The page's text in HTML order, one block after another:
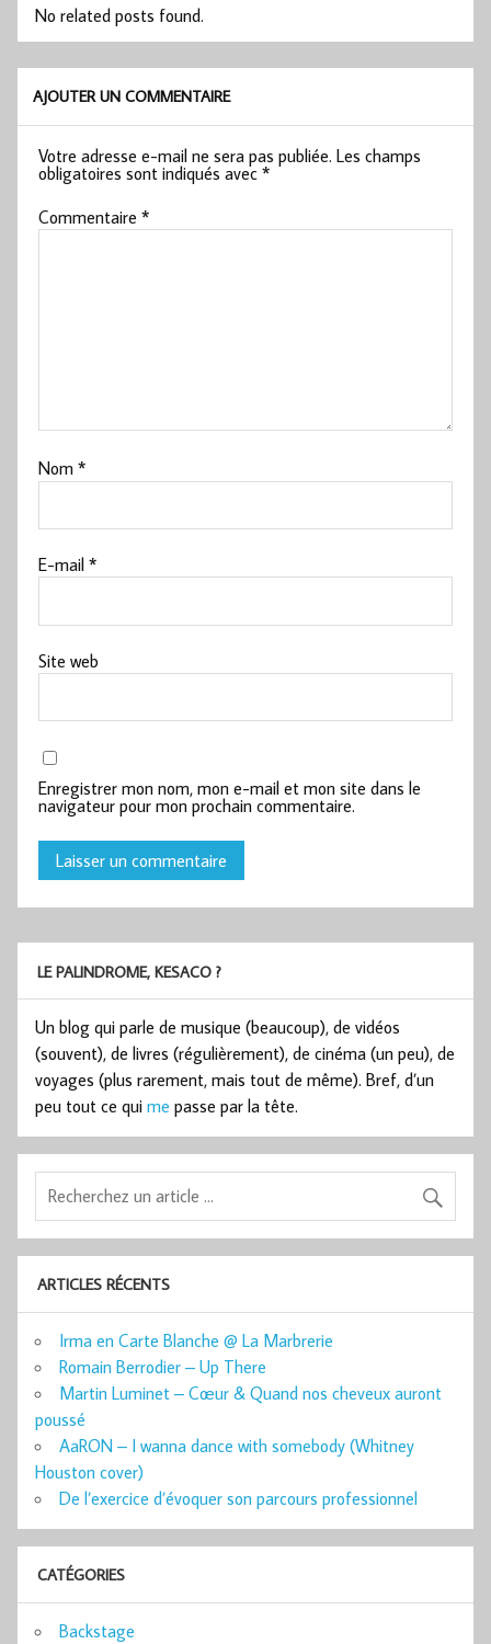
No related posts found.
AJOUTER UN COMMENTAIRE
Votre adresse e-mail ne sera pas publiée. Les champs
obligatoires sont indiqués avec*
Commentaire*
Nom*
E-mail*
Site web
Enregistrer mon nom, mon e-mail et mon site dans le
navigateur pour mon prochain commentaire.
LE PALINDROME, KESACO ?
Un blog qui parle de musique (beaucoup), de vidéos
(souvent), de livres (régulièrement), de cinéma (un peu), de
voyages (plus rarement, mais tout de même). Bref, d’un
peu tout ce qui me passe par la tête.
ARTICLES RÉCENTS
Irma en Carte Blanche @ La Marbrerie
Romain Berrodier – Up There
Martin Luminet – Cœur & Quand nos cheveux auront
poussé
AaRON – I wanna dance with somebody (Whitney
Houston cover)
De l’exercice d’évoquer son parcours professionnel
CATÉGORIES
Backstage